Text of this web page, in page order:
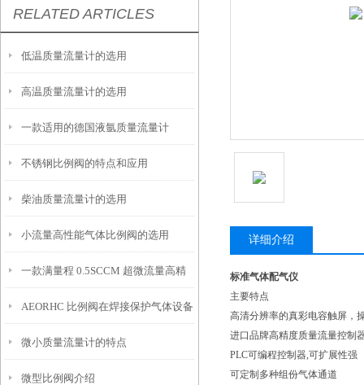
RELATED ARTICLES
低温质量流量计的选用
高温质量流量计的选用
一款适用的德国液氩质量流量计
不锈钢比例阀的特点和应用
柴油质量流量计的选用
小流量高性能气体比例阀的选用
一款满量程 0.5SCCM 超微流量高精
度的热式气体质量流量控制器/流量计
AEORHC 比例阀在焊接保护气体设备
上的应用
微小质量流量计的特点
微型比例阀介绍
详细介绍
标准气体配气仪
主要特点
高清分辨率的真彩电容触屏，
进口品牌高精度质量流量控制
PLC可编程控制器,可扩展性强
可定制多种组份气体通道